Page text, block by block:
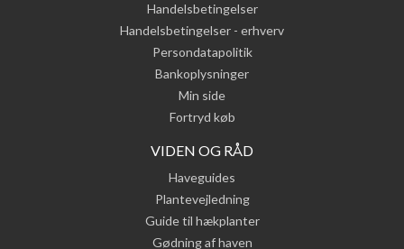
Handelsbetingelser
Handelsbetingelser - erhverv
Persondatapolitik
Bankoplysninger
Min side
Fortryd køb
VIDEN OG RÅD
Haveguides
Plantevejledning
Guide til hækplanter
Gødning af haven